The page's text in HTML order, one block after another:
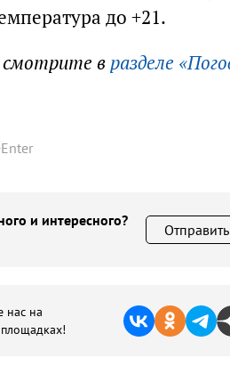
до +21.
смотрите в разделе
Enter
и интересного?
Отправить
нас на